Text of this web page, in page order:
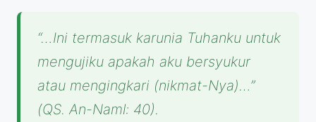
“…Ini termasuk karunia Tuhanku untuk
mengujiku apakah aku bersyukur
atau mengingkari (nikmat-Nya)…”
(QS. An-Naml: 40).